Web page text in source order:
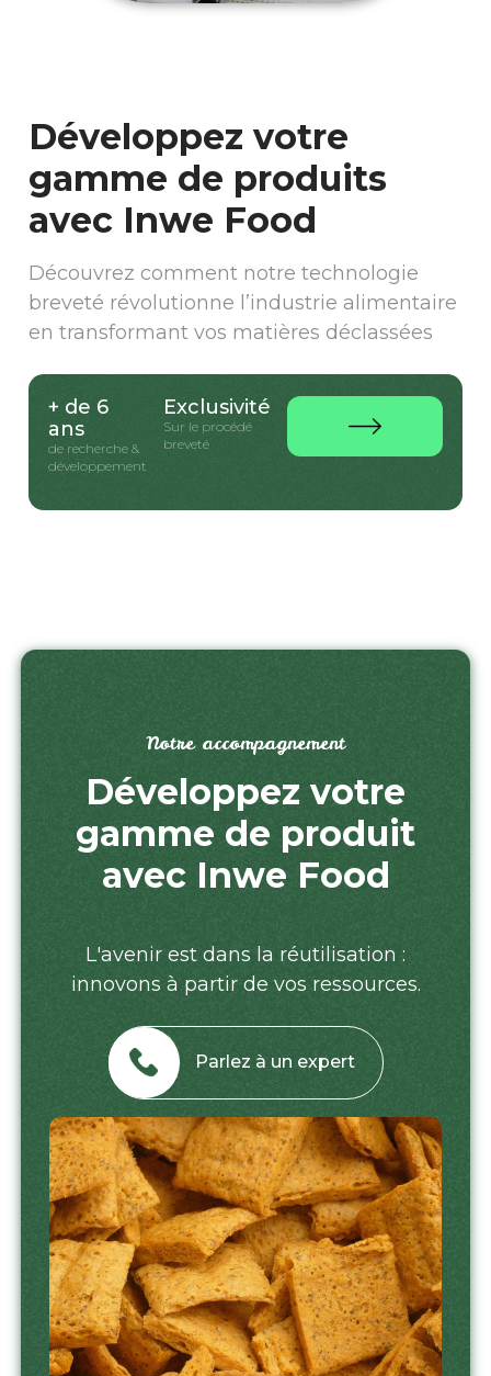
Développez votre
gamme de produits
avec Inwe Food
Découvrez comment notre technologie
breveté révolutionne l’industrie alimentaire
en transformant vos matières déclassées
+ de 6
ans
de recherche &
développement
Exclusivité
Sur le procédé
breveté
Notre accompagnement
Développez votre
gamme de produit
avec Inwe Food
L'avenir est dans la réutilisation :
innovons à partir de vos ressources.
Parlez à un expert